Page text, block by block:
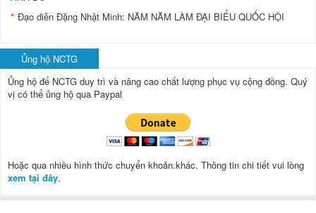
Đạo diễn Đặng Nhật Minh: NĂM NĂM LÀM ĐẠI BIỂU QUỐC HỘI
Ủng hộ NCTG
Ủng hộ để NCTG duy trì và nâng cao chất lượng phục vụ cộng đồng. Quý
vị có thể ủng hộ qua Paypal
Hoặc qua nhiều hình thức chuyển khoản.khác. Thông tin chi tiết vui lòng
xem tại đây.